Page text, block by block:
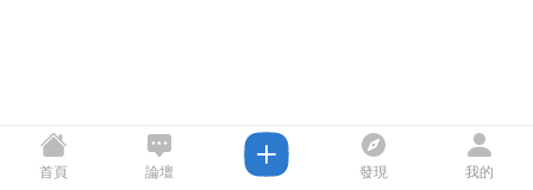
首頁 論壇 發現 我的